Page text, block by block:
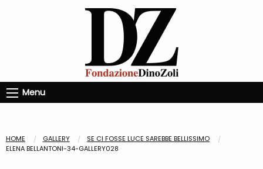
Menu
HOME GALLERY
SE CI FOSSE LUCE SAREBBE BELLISSIMO
ELENA BELLANTONI-34-GALLERY028